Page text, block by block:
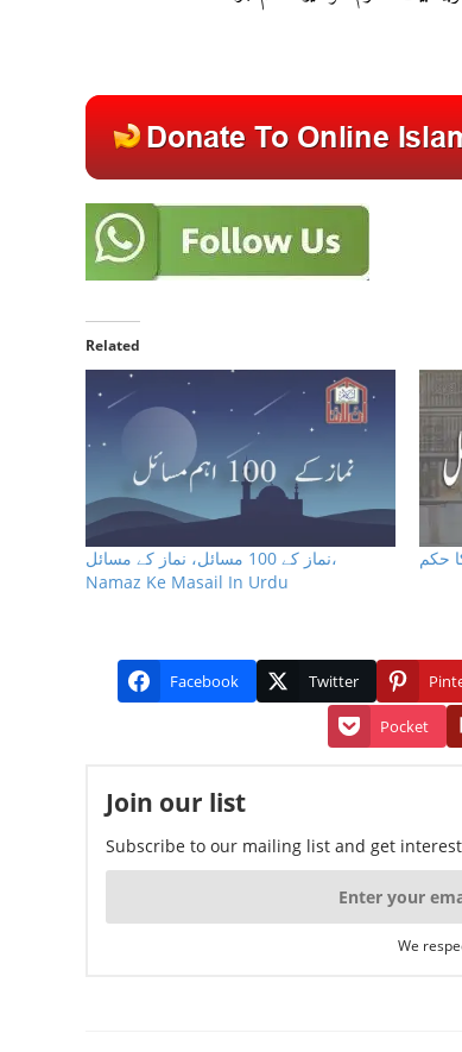
Related
نماز کے 100 مسائل، نماز کے مسائل،
Namaz Ke Masail In Urdu
حکم
Facebook Twitter
Pocket
Join our list
Subscribe to our mailing list and get
We